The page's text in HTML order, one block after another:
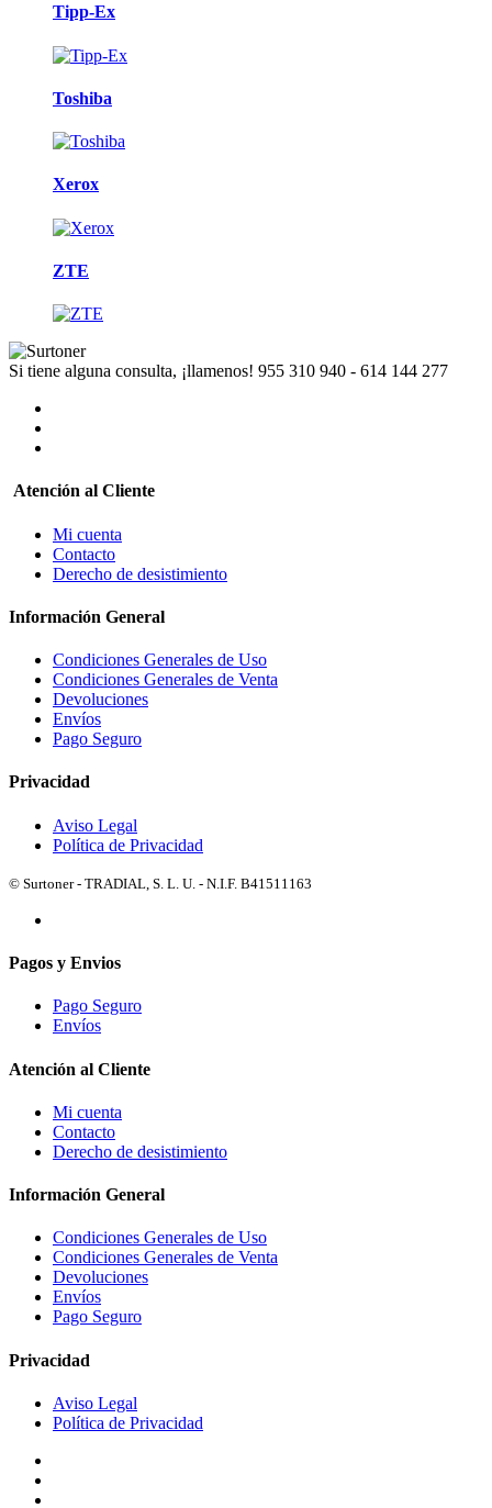
Tipp-Ex
Toshiba
Xerox
ZTE
Si tiene alguna consulta, ¡llamenos! 955 310 940 - 614 144 277
Atención al Cliente
Mi cuenta
Contacto
Derecho de desistimiento
Información General
Condiciones Generales de Uso
Condiciones Generales de Venta
Devoluciones
Envíos
Pago Seguro
Privacidad
Aviso Legal
Política de Privacidad
© Surtoner - TRADIAL, S. L. U. - N.I.F. B41511163
Pagos y Envios
Pago Seguro
Envíos
Atención al Cliente
Mi cuenta
Contacto
Derecho de desistimiento
Información General
Condiciones Generales de Uso
Condiciones Generales de Venta
Devoluciones
Envíos
Pago Seguro
Privacidad
Aviso Legal
Política de Privacidad